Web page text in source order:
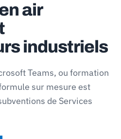
air
industriels
Teams, ou formation
sur mesure est
de Services